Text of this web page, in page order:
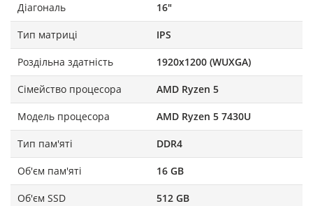
Діагональ 16"
Тип матриці IPS
Роздільна здатність 1920x1200 (WUXGA)
Сімейство процесора AMD Ryzen 5
Модель процесора AMD Ryzen 5 7430U
Тип пам'яті DDR4
Об'єм пам'яті 16 GB
Об'єм SSD 512 GB